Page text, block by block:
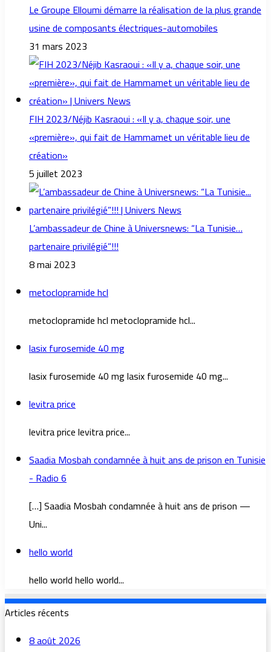
Le Groupe Elloumi démarre la réalisation de la plus grande
usine de composants électriques-automobiles
31 mars 2023
FIH 2023/Néjib Kasraoui : «Il y a, chaque soir, une
«première», qui fait de Hammamet un véritable lieu de
création»
5 juillet 2023
L’ambassadeur de Chine à Universnews: “La Tunisie…
partenaire privilégié”!!!
8 mai 2023
metoclopramide hcl
metoclopramide hcl metoclopramide hcl...
lasix furosemide 40 mg
lasix furosemide 40 mg lasix furosemide 40 mg...
levitra price
levitra price levitra price...
Saadia Mosbah condamnée à huit ans de prison en Tunisie
- Radio 6
[…] Saadia Mosbah condamnée à huit ans de prison —
Uni...
hello world
hello world hello world...
Articles récents
8 août 2026